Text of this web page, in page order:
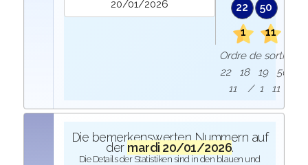
22
50
1
11
Ordre de sortie :
22 18 19 50
11 / 1 11
Die bemerkenswerten Nummern auf
der mardi 20/01/2026.
Die Details der Statistiken sind in den blauen und